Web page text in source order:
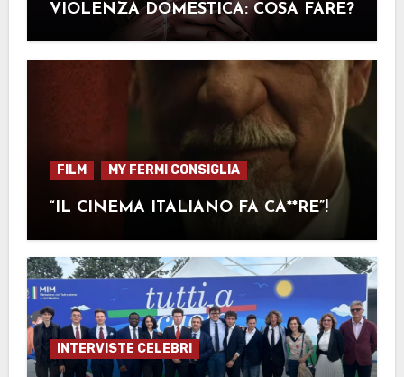
VIOLENZA DOMESTICA: COSA FARE?
FILM MY FERMI CONSIGLIA
“IL CINEMA ITALIANO FA CA**RE”!
INTERVISTE CELEBRI